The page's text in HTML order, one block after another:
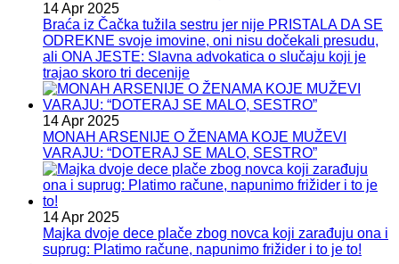
14 Apr 2025
Braća iz Čačka tužila sestru jer nije PRISTALA DA SE
ODREKNE svoje imovine, oni nisu dočekali presudu,
ali ONA JESTE: Slavna advokatica o slučaju koji je
trajao skoro tri decenije
14 Apr 2025
MONAH ARSENIJE O ŽENAMA KOJE MUŽEVI
VARAJU: “DOTERAJ SE MALO, SESTRO”
14 Apr 2025
Majka dvoje dece plače zbog novca koji zarađuju ona i
suprug: Platimo račune, napunimo frižider i to je to!